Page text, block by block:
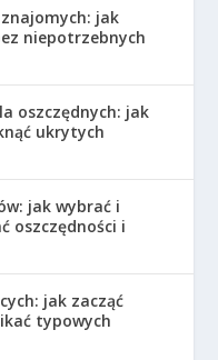
jak
niepotrzebnych
oszczędnych: jak
ukrytych
jak wybrać i
oszczędności i
jak zacząć
typowych